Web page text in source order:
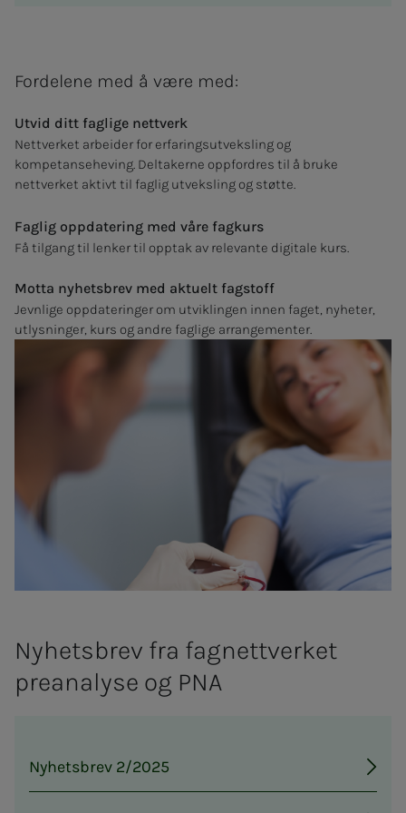
Fordelene med å være med:
Utvid ditt faglige nettverk
Nettverket arbeider for erfaringsutveksling og
kompetanseheving. Deltakerne oppfordres til å bruke
nettverket aktivt til faglig utveksling og støtte.
Faglig oppdatering med våre fagkurs
Få tilgang til lenker til opptak av relevante digitale kurs.
Motta nyhetsbrev med aktuelt fagstoff
Jevnlige oppdateringer om utviklingen innen faget, nyheter,
utlysninger, kurs og andre faglige arrangementer.
Nyhetsbrev fra fagnettverket
preanalyse og PNA
Nyhetsbrev 2/2025